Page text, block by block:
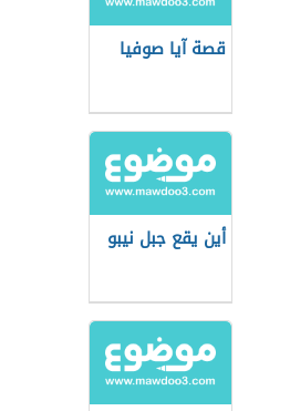
قصة آيا صوفيا
أين يقع جبل نيبو